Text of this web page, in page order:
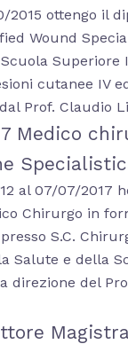
2015 ottengo il
Wound
Superiore
cutanee IV
Prof. Claudio
Medico
al 07/07/2017
Chirurgo in
S.C.
Salute e della
direzione del